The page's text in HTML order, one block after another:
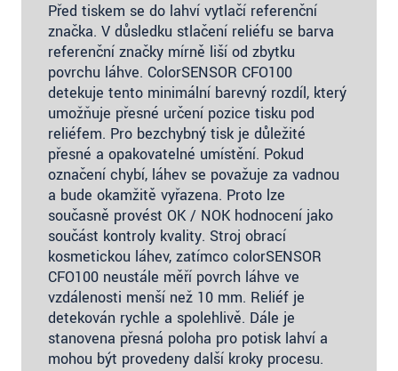
Před tiskem se do lahví vytlačí referenční
značka. V důsledku stlačení reliéfu se barva
referenční značky mírně liší od zbytku
povrchu láhve. ColorSENSOR CFO100
detekuje tento minimální barevný rozdíl, který
umožňuje přesné určení pozice tisku pod
reliéfem. Pro bezchybný tisk je důležité
přesné a opakovatelné umístění. Pokud
označení chybí, láhev se považuje za vadnou
a bude okamžitě vyřazena. Proto lze
současně provést OK / NOK hodnocení jako
součást kontroly kvality. Stroj obrací
kosmetickou láhev, zatímco colorSENSOR
CFO100 neustále měří povrch láhve ve
vzdálenosti menší než 10 mm. Reliéf je
detekován rychle a spolehlivě. Dále je
stanovena přesná poloha pro potisk lahví a
mohou být provedeny další kroky procesu.